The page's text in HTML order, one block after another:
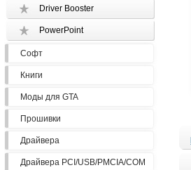
Driver Booster
PowerPoint
Софт
Книги
Моды для GTA
Прошивки
Драйвера
Драйвера PCI/USB/PMCIA/COM